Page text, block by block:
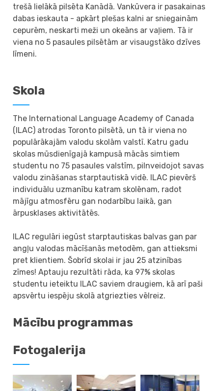
trešā lielākā pilsēta Kanādā. Vankūvera ir pasakainas
dabas ieskauta - apkārt plešas kalni ar sniegainām
cepurēm, neskarti meži un okeāns ar vaļiem. Tā ir
viena no 5 pasaules pilsētām ar visaugstāko dzīves
līmeni.
Skola
The International Language Academy of Canada
(ILAC) atrodas Toronto pilsētā, un tā ir viena no
populārākajām valodu skolām valstī. Katru gadu
skolas mūsdienīgajā kampusā mācās simtiem
studentu no 75 pasaules valstīm, pilnveidojot savas
valodu zināšanas starptautiskā vidē. ILAC pievērš
individuālu uzmanību katram skolēnam, radot
mājīgu atmosfēru gan nodarbību laikā, gan
ārpusklases aktivitātēs.
ILAC regulāri iegūst starptautiskas balvas gan par
angļu valodas mācīšanās metodēm, gan attieksmi
pret klientiem. Šobrīd skolai ir jau 25 atzinības
zīmes! Aptauju rezultāti rāda, ka 97% skolas
studentu ieteiktu ILAC saviem draugiem, kā arī paši
apsvērtu iespēju skolā atgriezties vēlreiz.
Mācību programmas
Fotogalerija